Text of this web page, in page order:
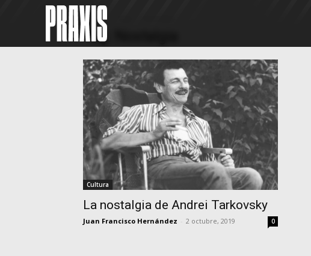
Home
Tag: Nostalgia
Cultura
La nostalgia de Andrei Tarkovsky
Juan Francisco Hernández 2 octubre, 2019 0